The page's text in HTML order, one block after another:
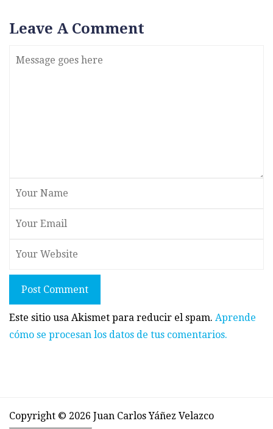
Leave A Comment
Post Comment
Este sitio usa Akismet para reducir el spam. Aprende
cómo se procesan los datos de tus comentarios.
Copyright © 2026 Juan Carlos Yáñez Velazco